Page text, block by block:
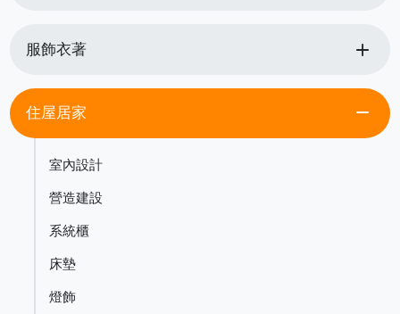
服飾衣著 add
住屋居家 remove
室內設計
營造建設
系統櫃
床墊
燈飾